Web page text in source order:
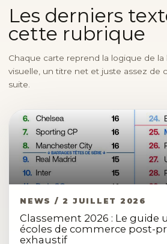
Les derniers
cette rubrique
Chaque carte reprend la logique de
visuelle, un titre net et juste assez de
suite.
NEWS / 2 JUILLET 2026
Classement 2026 : Le guide
écoles de commerce post-
exhaustif